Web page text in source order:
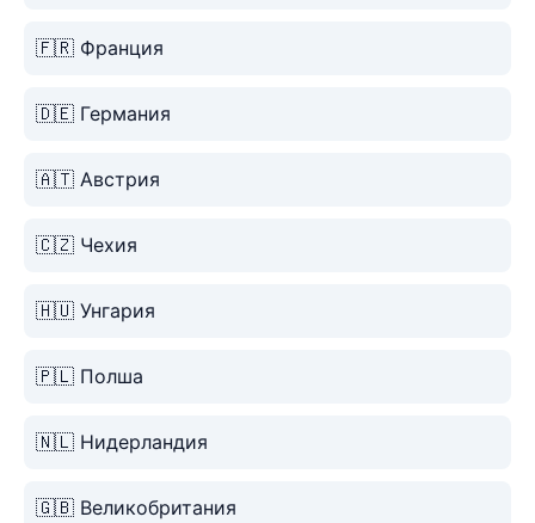
🇫🇷 Франция
🇩🇪 Германия
🇦🇹 Австрия
🇨🇿 Чехия
🇭🇺 Унгария
🇵🇱 Полша
🇳🇱 Нидерландия
🇬🇧 Великобритания